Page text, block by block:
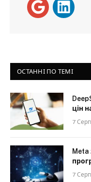
ОСТАННІ ПО ТЕМІ
цін
7
Meta
7